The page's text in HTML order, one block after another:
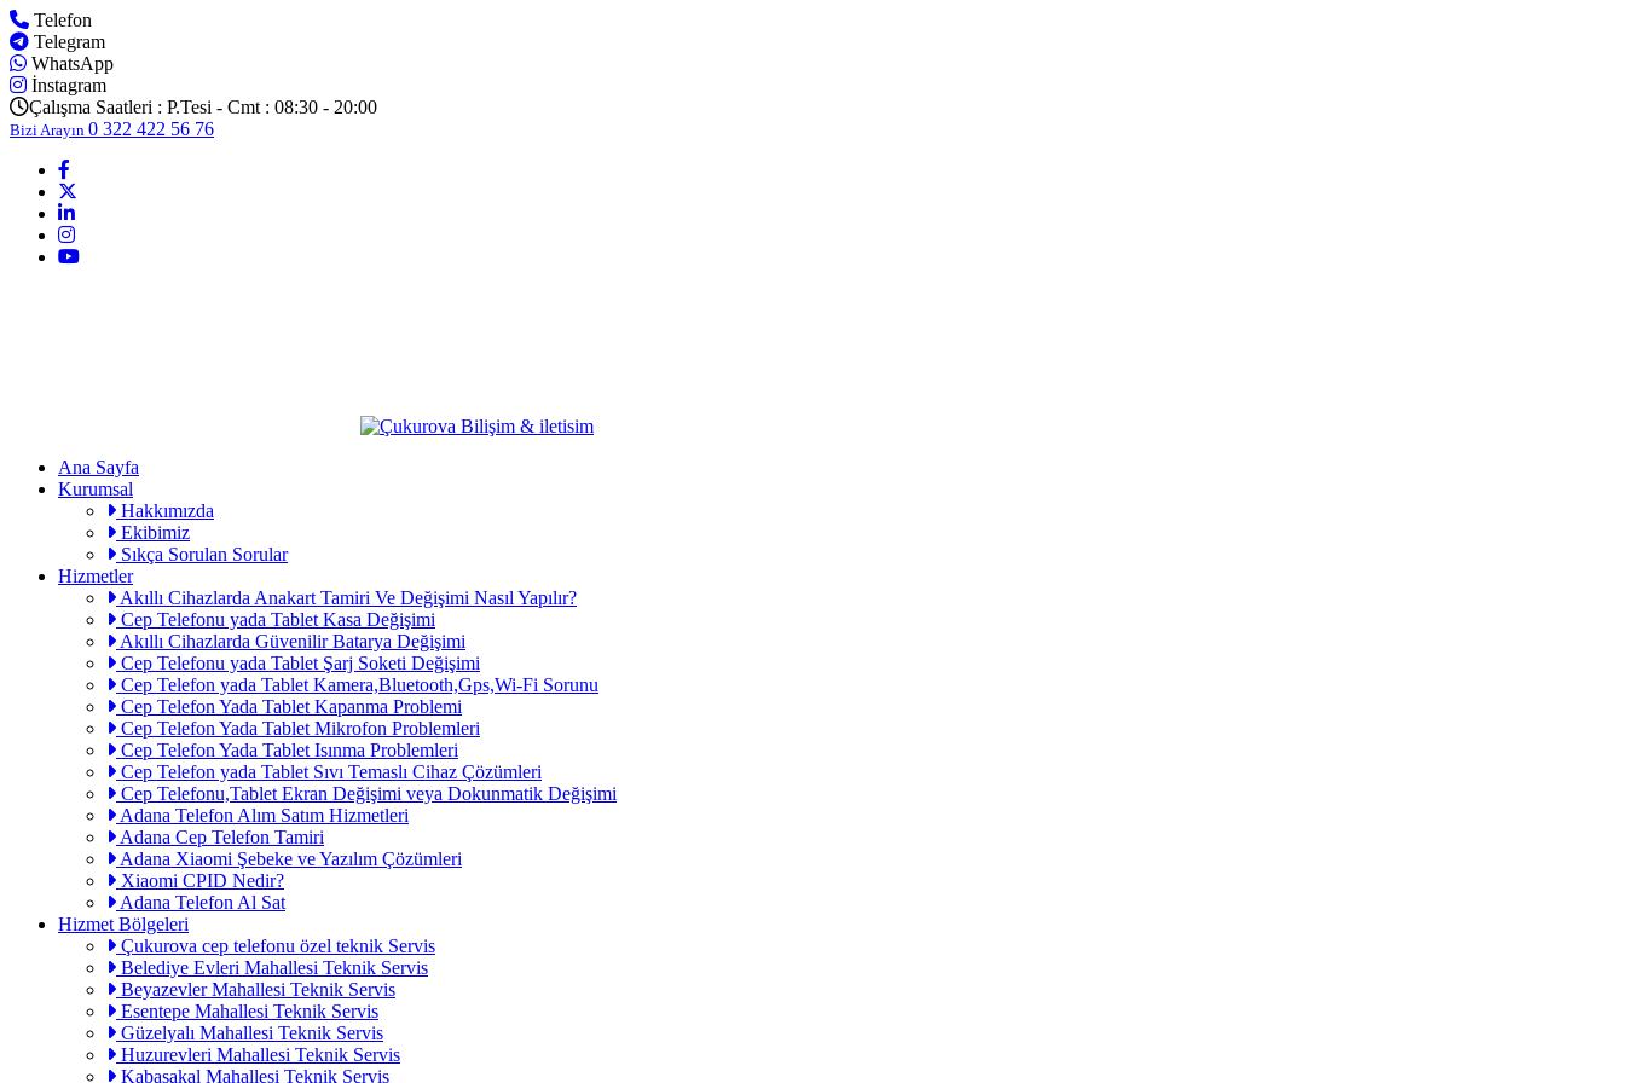
Telefon
Telegram
WhatsApp
İnstagram
Çalışma Saatleri : P.Tesi - Cmt : 08:30 - 20:00
Bizi Arayın 0 322 422 56 76
Ana Sayfa
Kurumsal
Hakkımızda
Ekibimiz
Sıkça Sorulan Sorular
Hizmetler
Akıllı Cihazlarda Anakart Tamiri Ve Değişimi Nasıl Yapılır?
Cep Telefonu yada Tablet Kasa Değişimi
Akıllı Cihazlarda Güvenilir Batarya Değişimi
Cep Telefonu yada Tablet Şarj Soketi Değişimi
Cep Telefon yada Tablet Kamera,Bluetooth,Gps,Wi-Fi Sorunu
Cep Telefon Yada Tablet Kapanma Problemi
Cep Telefon Yada Tablet Mikrofon Problemleri
Cep Telefon Yada Tablet Isınma Problemleri
Cep Telefon yada Tablet Sıvı Temaslı Cihaz Çözümleri
Cep Telefonu,Tablet Ekran Değişimi veya Dokunmatik Değişimi
Adana Telefon Alım Satım Hizmetleri
Adana Cep Telefon Tamiri
Adana Xiaomi Şebeke ve Yazılım Çözümleri
Xiaomi CPID Nedir?
Adana Telefon Al Sat
Hizmet Bölgeleri
Çukurova cep telefonu özel teknik Servis
Belediye Evleri Mahallesi Teknik Servis
Beyazevler Mahallesi Teknik Servis
Esentepe Mahallesi Teknik Servis
Güzelyalı Mahallesi Teknik Servis
Huzurevleri Mahallesi Teknik Servis
Kabasakal Mahallesi Teknik Servis